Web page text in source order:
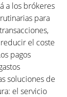
a los brókeres
para
el coste
pagos
soluciones de
el servicio